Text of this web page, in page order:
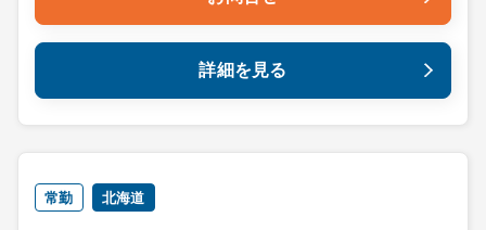
詳細を見る
常勤 北海道